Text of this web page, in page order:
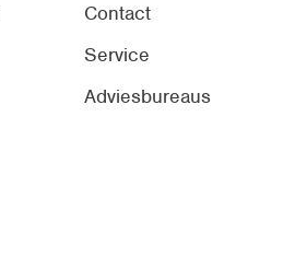
Contact
Service
Adviesbureaus